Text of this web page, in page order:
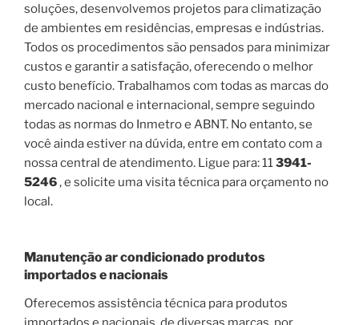
soluções, desenvolvemos projetos para climatização
de ambientes em residências, empresas e indústrias.
Todos os procedimentos são pensados para minimizar
custos e garantir a satisfação, oferecendo o melhor
custo benefício. Trabalhamos com todas as marcas do
mercado nacional e internacional, sempre seguindo
todas as normas do Inmetro e ABNT. No entanto, se
você ainda estiver na dúvida, entre em contato com a
nossa central de atendimento. Ligue para: 113941-
5246, e solicite uma visita técnica para orçamento no
local.
Manutenção ar condicionado produtos
importados e nacionais
Oferecemos assistência técnica para produtos